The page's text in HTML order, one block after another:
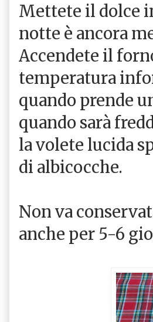
Mettete il dolce
notte è ancora
Accendete il
temperatura
quando prende
quando sarà
la volete lucida
di albicocche.
Non va
anche per 5-6